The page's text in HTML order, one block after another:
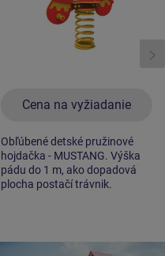
Cena na vyžiadanie
Obľúbené detské pružinové
hojdačka - MUSTANG. Výška
pádu do 1 m, ako dopadová
plocha postačí trávnik.